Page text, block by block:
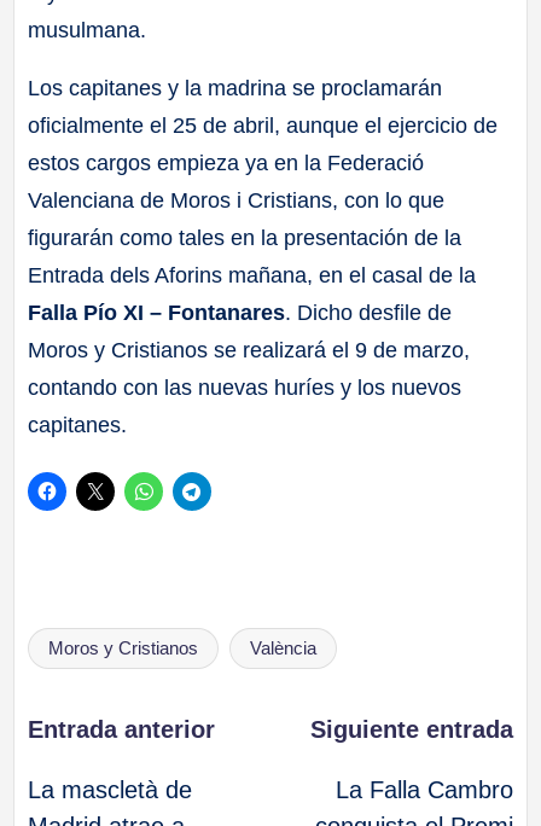
musulmana.
Los capitanes y la madrina se proclamarán
oficialmente el 25 de abril, aunque el ejercicio de
estos cargos empieza ya en la Federació
Valenciana de Moros i Cristians, con lo que
figurarán como tales en la presentación de la
Entrada dels Aforins mañana, en el casal de la
Falla Pío XI – Fontanares. Dicho desfile de
Moros y Cristianos se realizará el 9 de marzo,
contando con las nuevas huríes y los nuevos
capitanes.
Etiquetas:
Moros y Cristianos València
Navegación
de
Entrada anterior
La mascletà de
Siguiente entrada
La Falla Cambro